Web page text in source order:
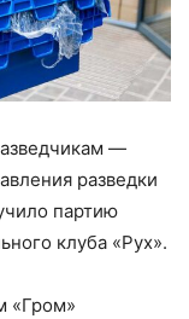
—
разведки
партию
клуба «Рух».
«Гром»